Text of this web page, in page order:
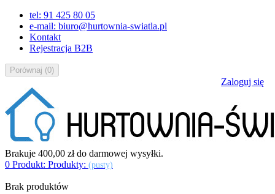
tel: 91 425 80 05
e-mail: biuro@hurtownia-swiatla.pl
Kontakt
Rejestracja B2B
Porównaj (0)
Zaloguj się
Brakuje 400,00 złdo darmowej wysyłki.
0 Produkt: Produkty: (pusty)
Brak produktów